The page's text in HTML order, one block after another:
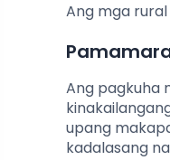
Ang mga
Ang pagkuha
upang
kadalasang